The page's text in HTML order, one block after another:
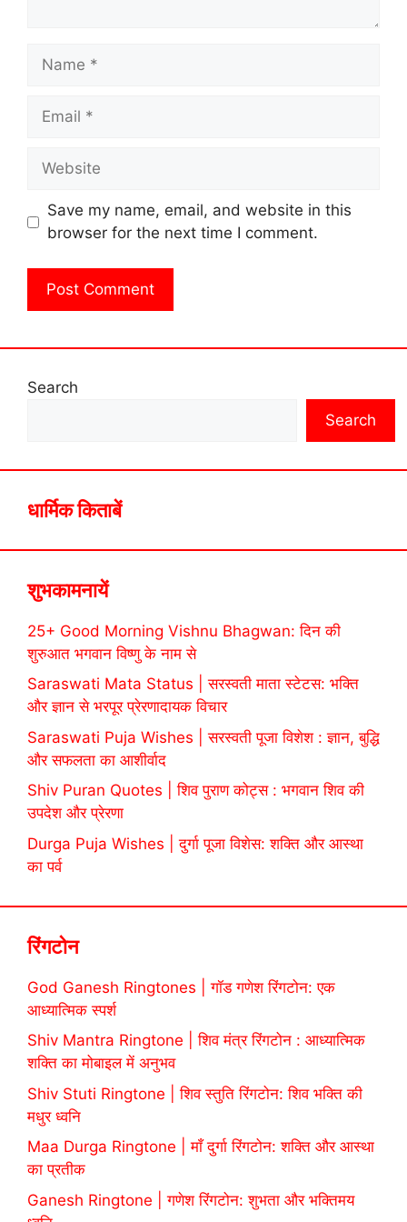
Name
Email
Website
Save my name, email, and website in this
browser for the next time I comment.
Search
Search
धार्मिक किताबें
शुभकामनायें
25+ Good Morning Vishnu Bhagwan: दिन की
शुरुआत भगवान विष्णु के नाम से
Saraswati Mata Status | सरस्वती माता स्टेटस: भक्ति
और ज्ञान से भरपूर प्रेरणादायक विचार
Saraswati Puja Wishes | सरस्वती पूजा विशेश : ज्ञान, बुद्धि
और सफलता का आशीर्वाद
Shiv Puran Quotes | शिव पुराण कोट्स : भगवान शिव की
उपदेश और प्रेरणा
Durga Puja Wishes | दुर्गा पूजा विशेस: शक्ति और आस्था
का पर्व
रिंगटोन
God Ganesh Ringtones | गॉड गणेश रिंगटोन: एक
आध्यात्मिक स्पर्श
Shiv Mantra Ringtone | शिव मंत्र रिंगटोन : आध्यात्मिक
शक्ति का मोबाइल में अनुभव
Shiv Stuti Ringtone | शिव स्तुति रिंगटोन: शिव भक्ति की
मधुर ध्वनि
Maa Durga Ringtone | माँ दुर्गा रिंगटोन: शक्ति और आस्था
का प्रतीक
Ganesh Ringtone | गणेश रिंगटोन: शुभता और भक्तिमय